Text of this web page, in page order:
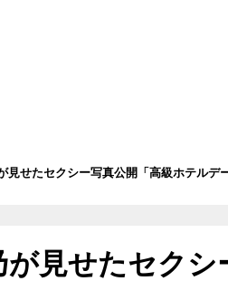
見せたセクシー写真公開「高級ホテルデ
見せたセクシ